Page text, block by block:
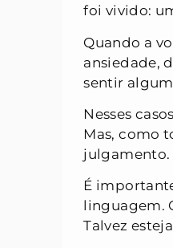
foi vivido:
Quando a
ansiedade,
sentir
Nesses
Mas, como
julgamento.
É
linguagem.
Talvez